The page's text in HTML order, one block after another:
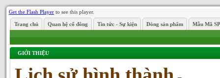
Get the Flash Player to see this player.
Trang chủ Quan hệ cổ đông Tin tức - Sự kiện Dòng sản phẩm Mẫu Mã SP
GIỚI THIỆU